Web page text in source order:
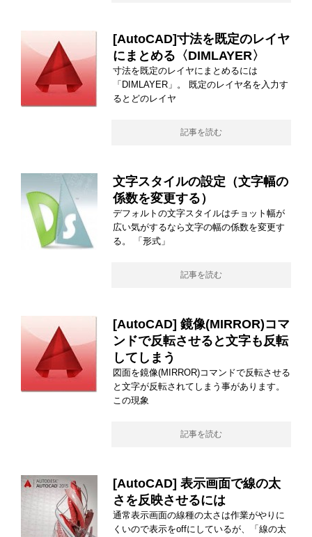
[AutoCAD]寸法を既定のレイヤ
にまとめる〈DIMLAYER〉
寸法を既定のレイヤにまとめるには
「DIMLAYER」。 既定のレイヤ名を入力す
るとどのレイヤ
記事を読む
文字スタイルの設定（文字幅の
係数を変更する）
デフォルトの文字スタイルはチョット幅が
広い気がするなら文字の幅の係数を変更す
る。 「形式」
記事を読む
[AutoCAD] 鏡像(MIRROR)コマ
ンドで反転させると文字も反転
してしまう
図面を鏡像(MIRROR)コマンドで反転させる
と文字が反転されてしまう事があります。
この現象
記事を読む
[AutoCAD] 表示画面で線の太
さを反映させるには
通常表示画面の線種の太さは作業がやりに
くいので表示をoffにしているが、「線の太